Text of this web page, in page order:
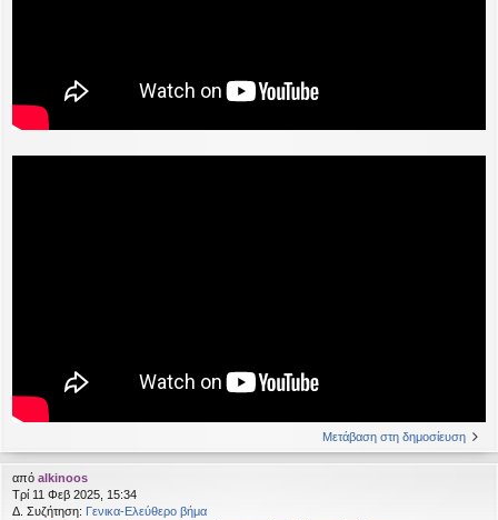
Μετάβαση στη δημοσίευση
από alkinoos
Τρί 11 Φεβ 2025, 15:34
Δ. Συζήτηση: Γενικα-Ελεύθερο βήμα